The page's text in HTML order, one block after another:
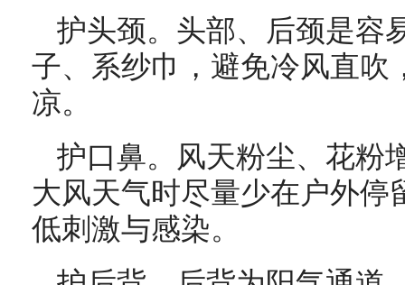
护头颈。头部、后颈是容
子、系纱巾，避免冷风直吹
凉。
护口鼻。风天粉尘、花粉
大风天气时尽量少在户外停
低刺激与感染。